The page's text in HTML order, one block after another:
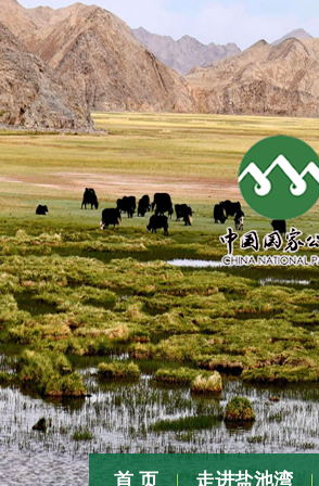
首 页 走进盐池湾